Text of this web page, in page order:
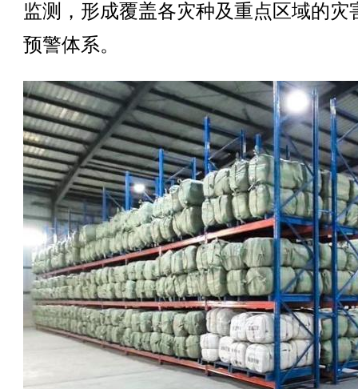
监测，形成覆盖各灾种及重点区域的灾
预警体系。